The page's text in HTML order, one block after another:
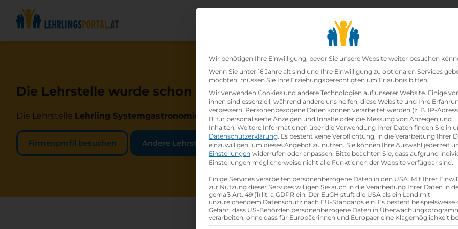
Lehrbetriebesearch
Die Lehrstelle wurde schon besetzt!
Die Lehrstelle Lehrling Systemgastronomiefachmann:SystemgastronomiefachfraubeiBILLA AGist
Firmenprofil besuchen Andere Lehrstelle suchen
Datenschutz-
Wir benötigen Ihre Einwilligung, bevor Sie unsere Website weiter besuchen
Wenn Sie unter 16 Jahre alt sind und Ihre Einwilligung zu optionalen Services
möchten, müssen Sie Ihre Erziehungsberechtigten um Erlaubnis bitten.
Wir verwenden Cookies und andere Technologien auf unserer Website. Einige
ihnen sind essenziell, während andere uns helfen, diese Website und Ihre
verbessern. Personenbezogene Daten können verarbeitet werden (z. B. IP-
B. für personalisierte Anzeigen und Inhalte oder die Messung von Anzeigen und
Inhalten. Weitere Informationen über die Verwendung Ihrer Daten finden Sie in
Datenschutzerklärung. Es besteht keine Verpflichtung, in die Verarbeitung Ihrer
einzuwilligen, um dieses Angebot zu nutzen. Sie können Ihre Auswahl jederzeit
Einstellungen widerrufen oder anpassen. Bitte beachten Sie, dass aufgrund
Einstellungen möglicherweise nicht alle Funktionen der Website verfügbar sind.
Einige Services verarbeiten personenbezogene Daten in den USA. Mit Ihrer
zur Nutzung dieser Services willigen Sie auch in die Verarbeitung Ihrer Daten in
gemäß Art. 49 (1) lit. a GDPR ein. Der EuGH stuft die USA als ein Land mit
unzureichendem Datenschutz nach EU-Standards ein. Es besteht beispielsweise
Gefahr, dass US-Behörden personenbezogene Daten in
verarbeiten, ohne dass für Europäerinnen und Europäer eine Klagemöglichkeit